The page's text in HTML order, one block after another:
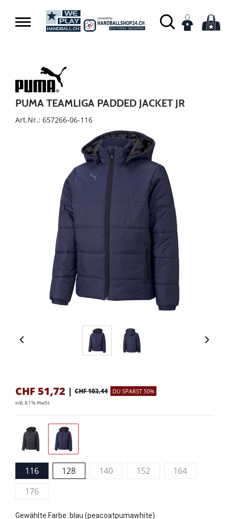
PUMA TEAMLIGA PADDED JACKET JR
Art.Nr.: 657266-06-116
CHF 51,72 | CHF 103,44 DU SPARST 50%
inkl. 8.1 % MwSt.
116 128 140 152
164
176
Gewählte Farbe: blau (peacoatpumawhite)